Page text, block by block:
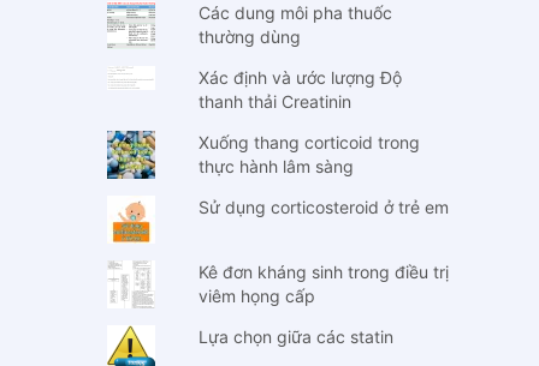
Các dung môi pha thuốc
thường dùng
Xác định và ước lượng Độ
thanh thải Creatinin
Xuống thang corticoid trong
thực hành lâm sàng
Sử dụng corticosteroid ở trẻ em
Kê đơn kháng sinh trong điều trị
viêm họng cấp
Lựa chọn giữa các statin